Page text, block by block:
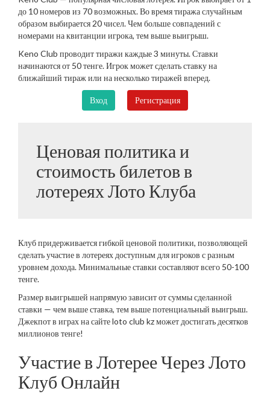
до 10 номеров из 70 возможных. Во время тиража случайным
образом выбирается 20 чисел. Чем больше совпадений с
номерами на квитанции игрока, тем выше выигрыш.
Keno Club проводит тиражи каждые 3 минуты. Ставки
начинаются от 50 тенге. Игрок может сделать ставку на
ближайший тираж или на несколько тиражей вперед.
Вход Регистрация
Ценовая политика и
стоимость билетов в
лотереях Лото Клуба
Клуб придерживается гибкой ценовой политики, позволяющей
сделать участие в лотереях доступным для игроков с разным
уровнем дохода. Минимальные ставки составляют всего 50-100
тенге.
Размер выигрышей напрямую зависит от суммы сделанной
ставки — чем выше ставка, тем выше потенциальный выигрыш.
Джекпот в играх на сайте loto club kz может достигать десятков
миллионов тенге!
Участие в Лотерее Через Лото
Клуб Онлайн